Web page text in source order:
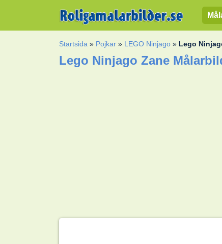
Startsida » Pojkar » LEGO Ninjago » Lego
Lego Ninjago Zane